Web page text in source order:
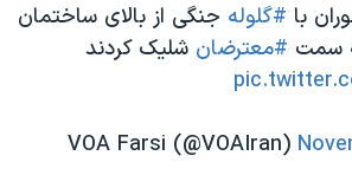
با #گلوله جنگی از بالای ساختمان
سمت #معترضان شلیک کردند